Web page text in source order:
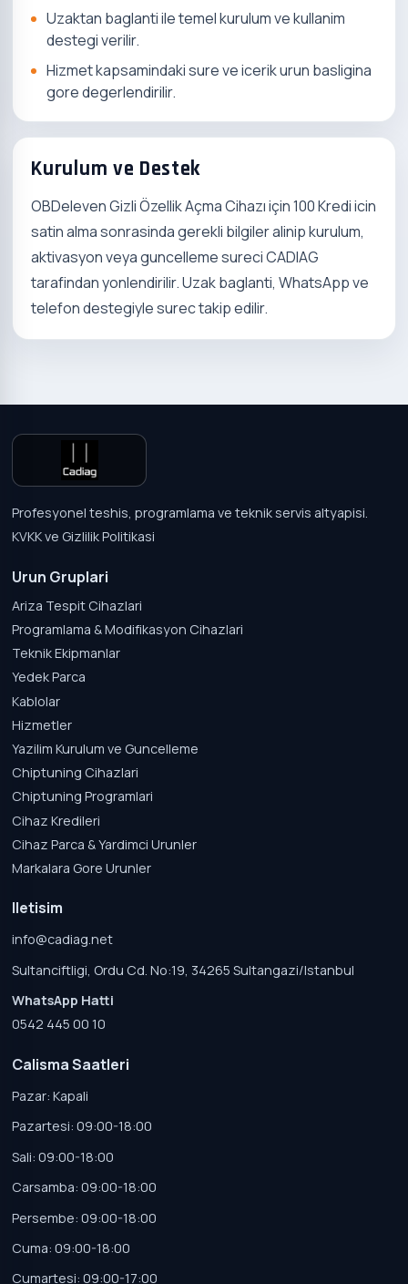
Uzaktan baglanti ile temel kurulum ve kullanim
destegi verilir.
Hizmet kapsamindaki sure ve icerik urun basligina
gore degerlendirilir.
Kurulum ve Destek
OBDeleven Gizli Özellik Açma Cihazı için 100 Kredi icin
satin alma sonrasinda gerekli bilgiler alinip kurulum,
aktivasyon veya guncelleme sureci CADIAG
tarafindan yonlendirilir. Uzak baglanti, WhatsApp ve
telefon destegiyle surec takip edilir.
Profesyonel teshis, programlama ve teknik servis altyapisi.
KVKK ve Gizlilik Politikasi
Urun Gruplari
Ariza Tespit Cihazlari
Programlama & Modifikasyon Cihazlari
Teknik Ekipmanlar
Yedek Parca
Kablolar
Hizmetler
Yazilim Kurulum ve Guncelleme
Chiptuning Cihazlari
Chiptuning Programlari
Cihaz Kredileri
Cihaz Parca & Yardimci Urunler
Markalara Gore Urunler
Iletisim
info@cadiag.net
Sultanciftligi, Ordu Cd. No:19, 34265 Sultangazi/Istanbul
WhatsApp Hatti
0542 445 00 10
Calisma Saatleri
Pazar: Kapali
Pazartesi: 09:00-18:00
Sali: 09:00-18:00
Carsamba: 09:00-18:00
Persembe: 09:00-18:00
Cuma: 09:00-18:00
Cumartesi: 09:00-17:00